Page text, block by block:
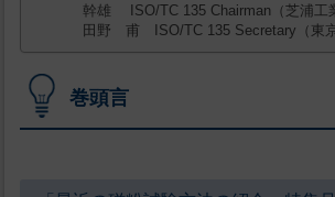
幹雄 ISO/TC 135 Chairman（芝
田野 甫 ISO/TC 135 Secretary（東京
巻頭言